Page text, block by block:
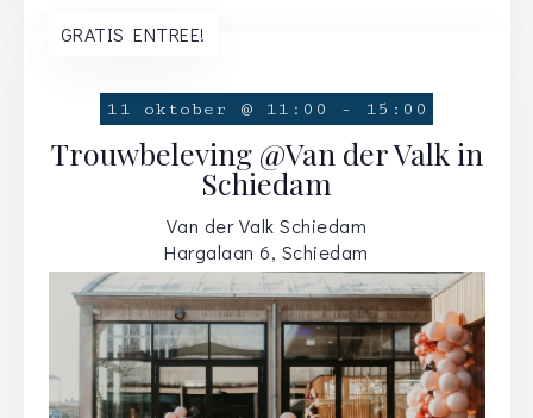
11 oktober @ 11:00 - 15:00
Trouwbeleving @Van der Valk in
Schiedam
Van der Valk Schiedam
Hargalaan 6, Schiedam
GRATIS ENTREE!